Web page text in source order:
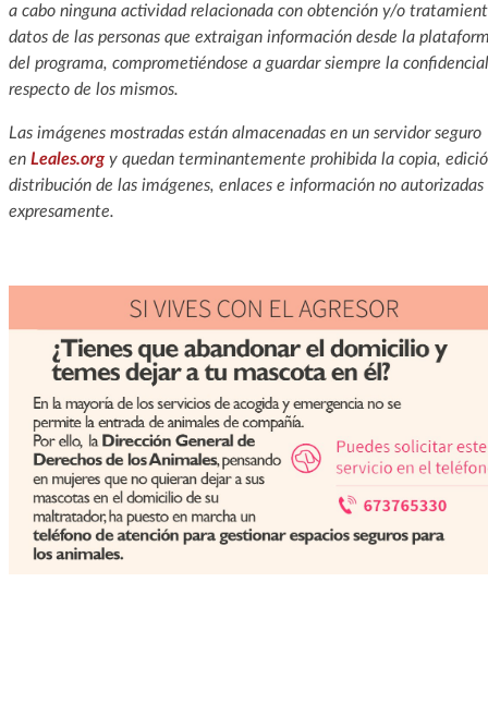
a cabo ninguna actividad relacionada con obtención y/o
datos de las personas que extraigan información desde la
del programa, comprometiéndose a guardar siempre la
respecto de los mismos.
Las imágenes mostradas están almacenadas en un servidor seguro
en Leales.orgy quedan terminantemente prohibida la copia,
distribución de las imágenes, enlaces e información no autorizadas
expresamente.